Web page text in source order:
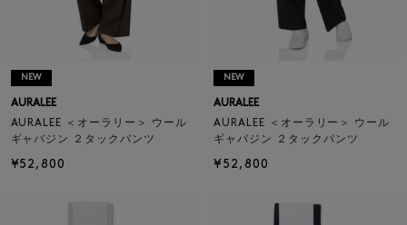
NEW
AURALEE
AURALEE ＜オーラリー＞ ウール
ギャバジン ２タックパンツ
¥52,800
NEW
AURALEE
AURALEE ＜オーラリー＞ ウール
ギャバジン ２タックパンツ
¥52,800